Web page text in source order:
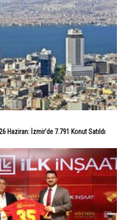
Haziran: İzmir’de 7.791 Konut Satıldı